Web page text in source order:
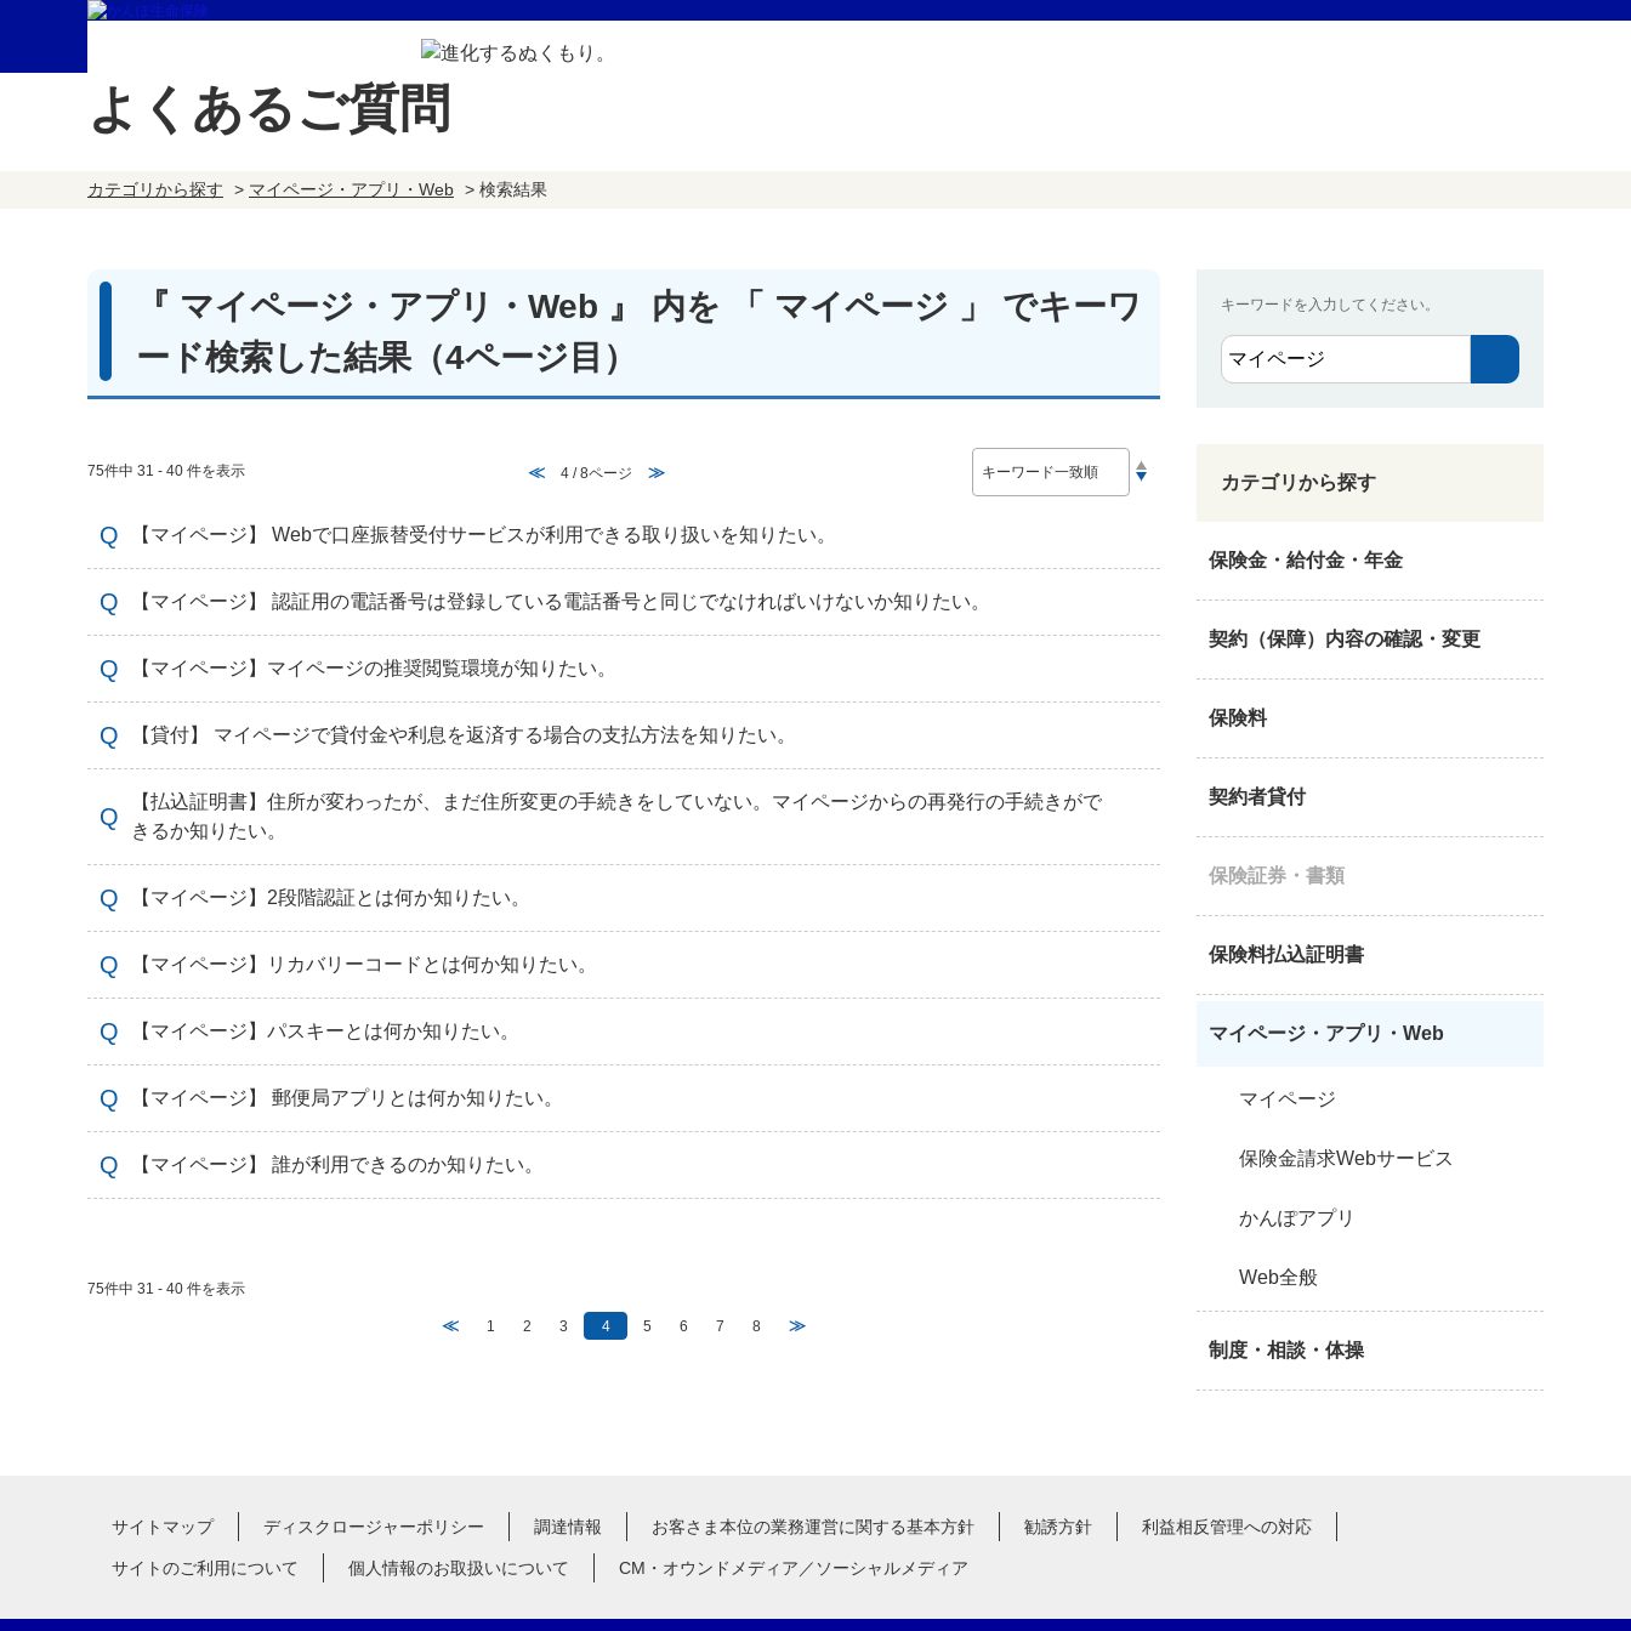
よくあるご質問
カテゴリから探す > マイページ・アプリ・Web > 検索結果
キーワードを入力してください。
カテゴリから探す
保険金・給付金・年金
契約（保障）内容の確認・変更
保険料
契約者貸付
保険証券・書類
保険料払込証明書
マイページ・アプリ・Web
マイページ
保険金請求Webサービス
かんぽアプリ
Web全般
制度・相談・体操
『 マイページ・アプリ・Web 』 内を 「 マイページ 」 でキーワ
ード検索した結果 （4ページ目）
75件中 31 - 40 件を表示 ≪ 4 / 8ページ ≫
【マイページ】 Webで口座振替受付サービスが利用できる取り扱いを知りたい。
【マイページ】 認証用の電話番号は登録している電話番号と同じでなければいけないか知りたい。
【マイページ】マイページの推奨閲覧環境が知りたい。
【貸付】 マイページで貸付金や利息を返済する場合の支払方法を知りたい。
【払込証明書】住所が変わったが、まだ住所変更の手続きをしていない。マイページからの再発行の手続きがで
きるか知りたい。
【マイページ】2段階認証とは何か知りたい。
【マイページ】リカバリーコードとは何か知りたい。
【マイページ】パスキーとは何か知りたい。
【マイページ】 郵便局アプリとは何か知りたい。
【マイページ】 誰が利用できるのか知りたい。
75件中 31 - 40 件を表示
≪ 1 2 3 4 5 6 7 8 ≫
サイトマップ ディスクロージャーポリシー 調達情報 お客さま本位の業務運営に関する基本方針 勧誘方針 利益相反管理への対応
サイトのご利用について 個人情報のお取扱いについて CM・オウンドメディア／ソーシャルメディア